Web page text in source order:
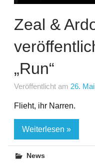
Zeal &
„Run“
Veröffentlicht am 26.
Flieht, ihr Narren.
Weiterlesen »
News